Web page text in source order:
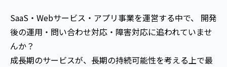
SaaS・Webサービス・アプリ事業を運営する中で、 開発
後の運用・問い合わせ対応・障害対応に追われていませ
んか？
成長期のサービスが、長期の持続可能性を考える上で最